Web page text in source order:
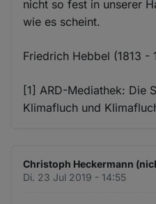
nicht so fest in unserer
wie es scheint.
Friedrich Hebbel (1813 -
[1] ARD-Mediathek: Die
Klimafluch und
Christoph Heckermann
Di. 23 Jul 2019 - 14:55